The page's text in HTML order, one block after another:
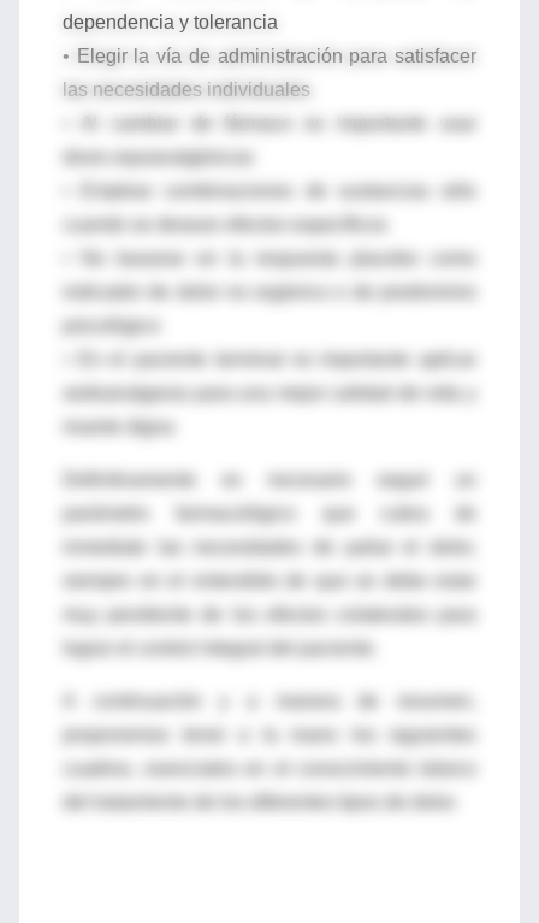
dependencia y tolerancia
• Elegir la vía de administración para satisfacer
las necesidades individuales
• Al cambiar de fármaco es importante usar
dosis equianalgésicas
indicador de dolor no orgánico o de predominio
psicológico
• En el paciente terminal es importante aplicar
sedoanalgesia para una mejor calidad de vida y
muerte digna
Definitivamente es necesario seguir un
parámetro farmacológico que cubra de
lograr el control integral del paciente.
proponemos tener a la mano los siguientes